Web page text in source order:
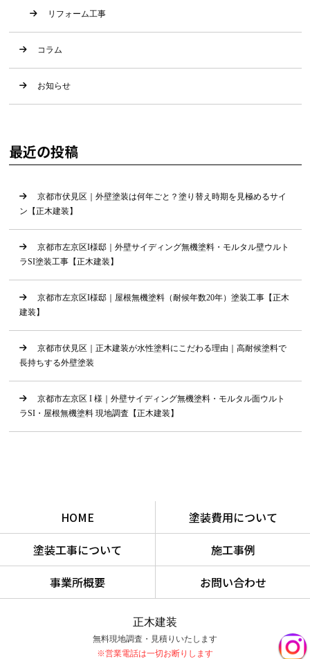
リフォーム工事
コラム
お知らせ
最近の投稿
京都市伏見区｜外壁塗装は何年ごと？塗り替え時期を見極めるサイ
ン【正木建装】
京都市左京区I様邸｜外壁サイディング無機塗料・モルタル壁ウルト
ラSI塗装工事【正木建装】
京都市左京区I様邸｜屋根無機塗料（耐候年数20年）塗装工事【正木
建装】
京都市伏見区｜正木建装が水性塗料にこだわる理由｜高耐候塗料で
長持ちする外壁塗装
京都市左京区 I 様｜外壁サイディング無機塗料・モルタル面ウルト
ラSI・屋根無機塗料 現地調査【正木建装】
HOME
塗装費用について
塗装工事について
施工事例
事業所概要
お問い合わせ
正木建装
無料現地調査・見積りいたします
※営業電話は一切お断りします